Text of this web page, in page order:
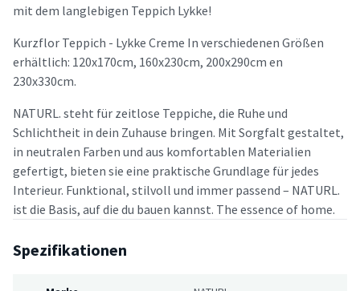
mit dem langlebigen Teppich Lykke!
Kurzflor Teppich - Lykke Creme In verschiedenen Größen
erhältlich: 120x170cm, 160x230cm, 200x290cm en
230x330cm.
NATURL. steht für zeitlose Teppiche, die Ruhe und
Schlichtheit in dein Zuhause bringen. Mit Sorgfalt gestaltet,
in neutralen Farben und aus komfortablen Materialien
gefertigt, bieten sie eine praktische Grundlage für jedes
Interieur. Funktional, stilvoll und immer passend – NATURL.
ist die Basis, auf die du bauen kannst. The essence of home.
Spezifikationen